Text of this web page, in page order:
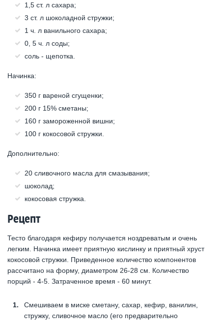
1,5 ст. л сахара;
3 ст. л шоколадной стружки;
1 ч. л ванильного сахара;
0, 5 ч. л соды;
соль - щепотка.
Начинка:
350 г вареной сгущенки;
200 г 15% сметаны;
160 г замороженной вишни;
100 г кокосовой стружки.
Дополнительно:
20 сливочного масла для смазывания;
шоколад;
кокосовая стружка.
Рецепт
Тесто благодаря кефиру получается ноздреватым и очень
легким. Начинка имеет приятную кислинку и приятный хруст
кокосовой стружки. Приведенное количество компонентов
рассчитано на форму, диаметром 26-28 см. Количество
порций - 4-5. Затраченное время - 60 минут.
Смешиваем в миске сметану, сахар, кефир, ванилин,
стружку, сливочное масло (его предварительно